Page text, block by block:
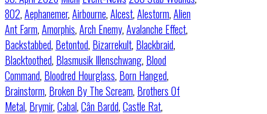
802,Aephanemer,Airbourne,Alcest,Alestorm,Alien
Ant Farm,Amorphis,Arch Enemy,Avalanche Effect,
Backstabbed, Betontod, Bizarrekult, Blackbraid,
Blacktoothed, Blasmusik Illenschwang, Blood
Command, Bloodred Hourglass, Born Hanged,
Brainstorm, Broken By The Scream, Brothers Of
Metal, Brymir,Cabal,Cân Bardd,Castle Rat,